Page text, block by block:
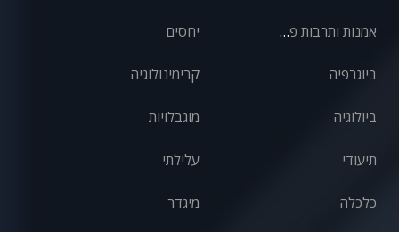
אמנות ותרבות פופולרית
ביוגרפיה
ביולוגיה
יחסים
קרימינולוגיה
מוגבלויות
תיעודי
כלכלה
עלילתי
מיגדר